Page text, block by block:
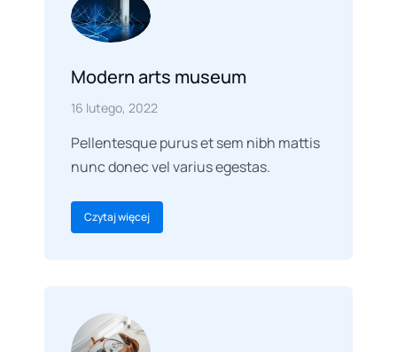
Modern arts museum
16 lutego, 2022
Pellentesque purus et sem nibh mattis
nunc donec vel varius egestas.
Czytaj więcej